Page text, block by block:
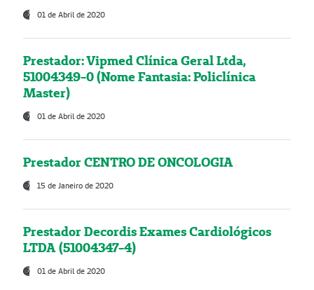
01 de Abril de 2020
Prestador: Vipmed Clínica Geral Ltda,
51004349-0 (Nome Fantasia: Policlínica
Master)
01 de Abril de 2020
Prestador CENTRO DE ONCOLOGIA
15 de Janeiro de 2020
Prestador Decordis Exames Cardiológicos
LTDA (51004347-4)
01 de Abril de 2020